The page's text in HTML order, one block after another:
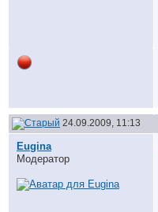
24.09.2009, 11:13
Eugina
Модератор